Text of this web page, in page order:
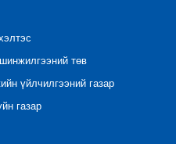
төв
үйлчилгээний газар
газар